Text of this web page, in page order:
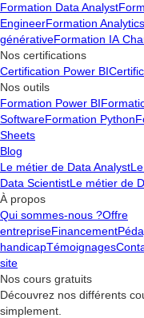
Formation Data Analyst
EngineerFormation
générativeFormation IA
Nos certifications
Certification Power BI
Nos outils
Formation Power BI
SoftwareFormation Python
Sheets
Blog
Le métier de Data Analyst
Data ScientistLe métier de
À propos
Qui sommes-nous ?Offre
entrepriseFinancement
handicapTémoignages
site
Nos cours gratuits
Découvrez nos différents
simplement.